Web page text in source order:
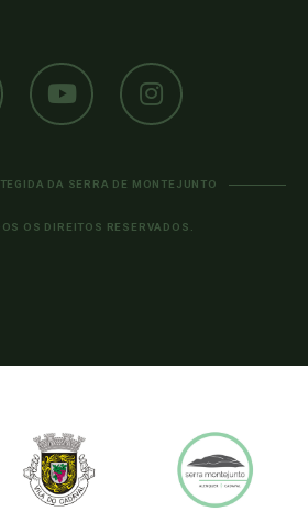
DA SERRA DE MONTEJUNTO
OS DIREITOS RESERVADOS.